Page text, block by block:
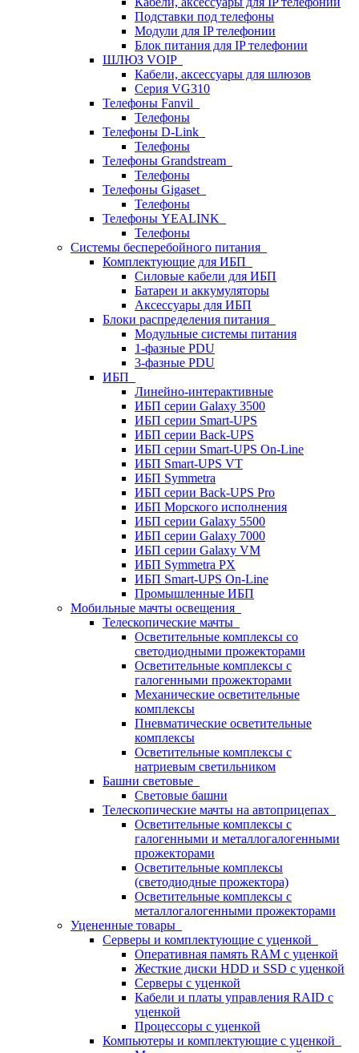
Подставки под телефоны
Модули для IP телефонии
Блок питания для IP телефонии
ШЛЮЗ VOIP
Кабели, аксессуары для шлюзов
Серия VG310
Телефоны Fanvil
Телефоны
Телефоны D-Link
Телефоны
Телефоны Grandstream
Телефоны
Телефоны Gigaset
Телефоны
Телефоны YEALINK
Телефоны
Системы бесперебойного питания
Комплектующие для ИБП
Силовые кабели для ИБП
Батареи и аккумуляторы
Аксессуары для ИБП
Блоки распределения питания
Модульные системы питания
1-фазные PDU
3-фазные PDU
ИБП
Линейно-интерактивные
ИБП серии Galaxy 3500
ИБП серии Smart-UPS
ИБП серии Back-UPS
ИБП серии Smart-UPS On-Line
ИБП Smart-UPS VT
ИБП Symmetra
ИБП серии Back-UPS Pro
ИБП Морского исполнения
ИБП серии Galaxy 5500
ИБП серии Galaxy 7000
ИБП серии Galaxy VM
ИБП Symmetra PX
ИБП Smart-UPS On-Line
Промышленные ИБП
Мобильные мачты освещения
Телескопические мачты
Осветительные комплексы со
светодиодными прожекторами
Осветительные комплексы с
галогенными прожекторами
Механические осветительные
комплексы
Пневматические осветительные
комплексы
Осветительные комплексы с
натриевым светильником
Башни световые
Световые башни
Телескопические мачты на автоприцепах
Осветительные комплексы с
галогенными и металлогалогенными
прожекторами
Осветительные комплексы
(светодиодные прожектора)
Осветительные комплексы с
металлогалогенными прожекторами
Уцененные товары
Серверы и комплектующие с уценкой
Оперативная память RAM с уценкой
Жесткие диски HDD и SSD с уценкой
Серверы с уценкой
Кабели и платы управления RAID с
уценкой
Процессоры с уценкой
Компьютеры и комплектующие с уценкой